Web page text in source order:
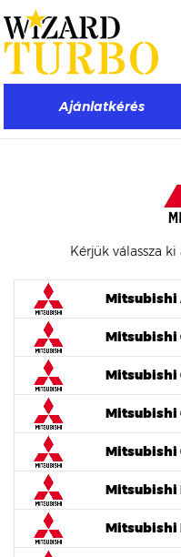
Ajánlatkérés
Mitsubishi
Kérjük válassza
Mitsubishi
Mitsubishi
Mitsubishi
Mitsubishi
Mitsubishi
Mitsubishi
Mitsubishi